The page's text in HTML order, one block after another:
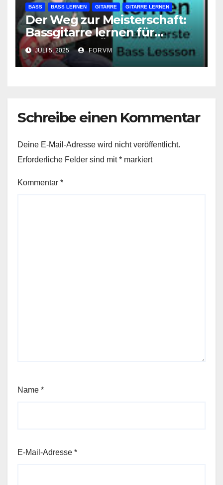
BASS BASS LERNEN GITARRE GITARRE LERNEN
Der Weg zur Meisterschaft:
Bassgitarre lernen für
Anfänger in Österreich
JULI 5, 2025 FORVM
Schreibe einen Kommentar
Deine E-Mail-Adresse wird nicht veröffentlicht.
Erforderliche Felder sind mit* markiert
Kommentar *
Name *
E-Mail-Adresse *